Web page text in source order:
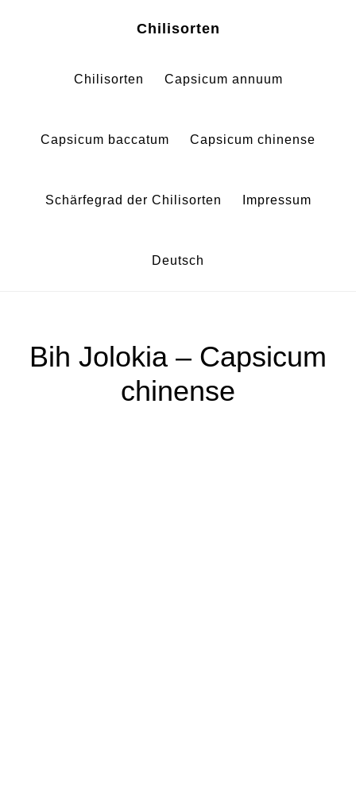
Chilisorten
Chilisorten Capsicum annuum
Capsicum baccatum Capsicum chinense
Schärfegrad der Chilisorten Impressum
Deutsch
Bih Jolokia – Capsicum
chinense